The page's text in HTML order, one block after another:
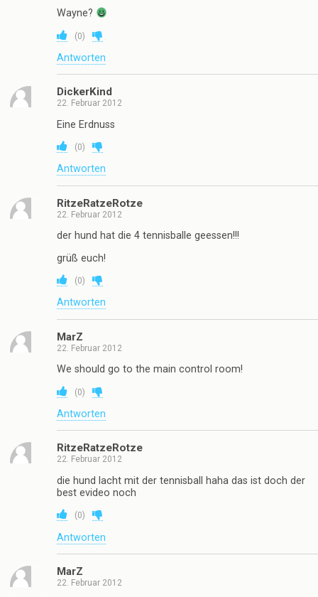
Wayne?
(0)
Antworten
DickerKind
22. Februar 2012
Eine Erdnuss
(0)
Antworten
RitzeRatzeRotze
22. Februar 2012
der hund hat die 4 tennisballe geessen!!!
grüß euch!
(0)
Antworten
MarZ
22. Februar 2012
We should go to the main control room!
(0)
Antworten
RitzeRatzeRotze
22. Februar 2012
die hund lacht mit der tennisball haha das ist doch der
best evideo noch
(0)
Antworten
MarZ
22. Februar 2012